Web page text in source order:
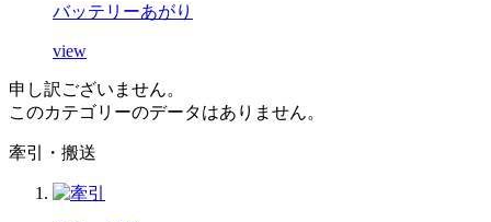
バッテリーあがり
view
申し訳ございません。
このカテゴリーのデータはありません。
牽引・搬送